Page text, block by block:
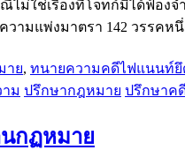
ณีไม่ใช่เรื่องที่โจทก์มิได้ฟ้อ
ามแพ่งมาตรา 142 วรรค
าย, ทนายความคดีไฟแนนท์ยึ
ม ปรึกษากฎหมาย ปรึกษาค
กฏหมาย